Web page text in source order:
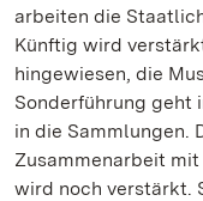
arbeiten die
Künftig wird
hingewiesen, die
Sonderführung geht
in die Sammlungen.
Zusammenarbeit
wird noch verstärkt.